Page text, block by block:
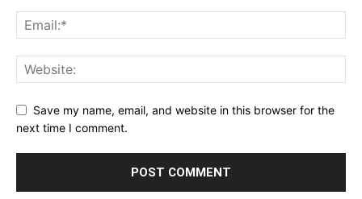
Save my name, email, and website in this browser for the
next time I comment.